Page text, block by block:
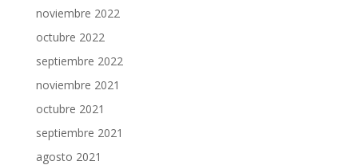
noviembre 2022
octubre 2022
septiembre 2022
noviembre 2021
octubre 2021
septiembre 2021
agosto 2021